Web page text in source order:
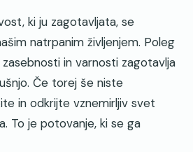
ki ju zagotavljata, se
natrpanim življenjem. Poleg
in varnosti zagotavlja
Če torej še niste
in odkrijte vznemirljiv svet
To je potovanje, ki se ga